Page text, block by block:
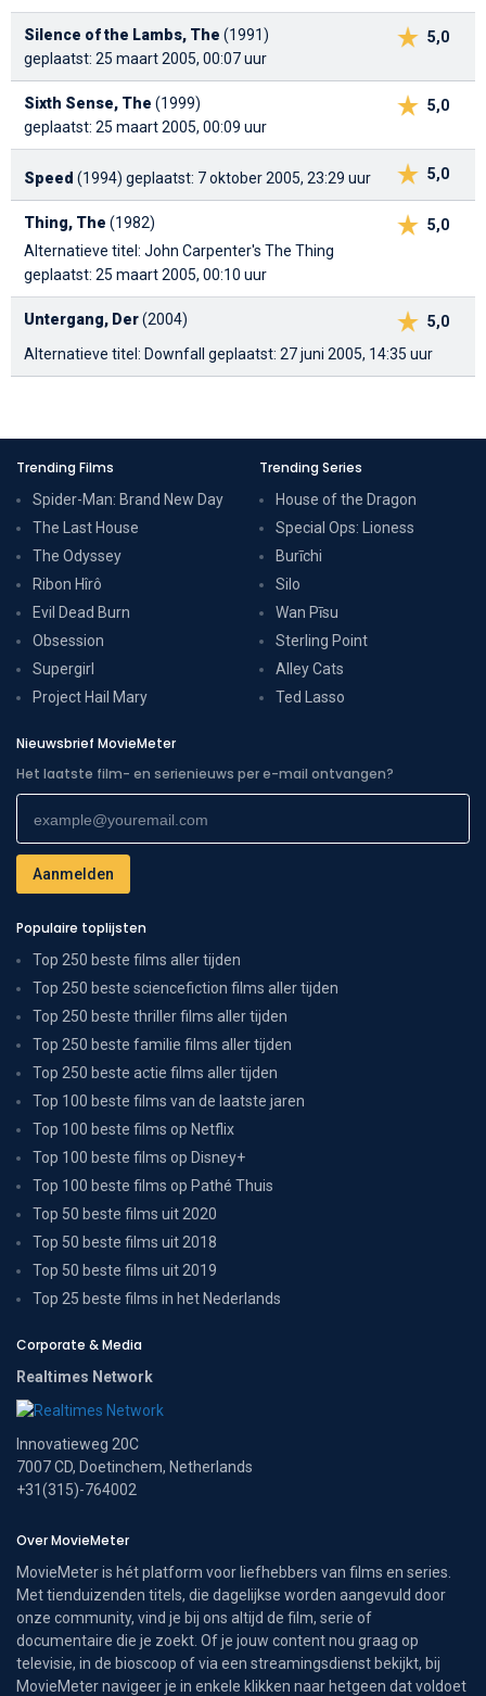
5,0
Silence of the Lambs, The (1991)
geplaatst: 25 maart 2005, 00:07 uur
5,0
Sixth Sense, The (1999)
geplaatst: 25 maart 2005, 00:09 uur
5,0
Speed (1994) geplaatst: 7 oktober 2005, 23:29 uur
5,0
Thing, The (1982)
Alternatieve titel: John Carpenter's The Thing
geplaatst: 25 maart 2005, 00:10 uur
5,0
Untergang, Der(2004)
Alternatieve titel: Downfall geplaatst: 27 juni 2005, 14:35 uur
Trending Films
Spider-Man: Brand New Day
The Last House
The Odyssey
Ribon Hîrô
Evil Dead Burn
Obsession
Supergirl
Project Hail Mary
Trending Series
House of the Dragon
Special Ops: Lioness
Burīchi
Silo
Wan Pīsu
Sterling Point
Alley Cats
Ted Lasso
Nieuwsbrief MovieMeter
Het laatste film- en serienieuws per e-mail ontvangen?
Populaire toplijsten
Top 250 beste films aller tijden
Top 250 beste sciencefiction films aller tijden
Top 250 beste thriller films aller tijden
Top 250 beste familie films aller tijden
Top 250 beste actie films aller tijden
Top 100 beste films van de laatste jaren
Top 100 beste films op Netflix
Top 100 beste films op Disney+
Top 100 beste films op Pathé Thuis
Top 50 beste films uit 2020
Top 50 beste films uit 2018
Top 50 beste films uit 2019
Top 25 beste films in het Nederlands
Corporate & Media
Realtimes Network
Innovatieweg 20C
7007 CD, Doetinchem, Netherlands
+31(315)-764002
Over MovieMeter
MovieMeter is hét platform voor liefhebbers van films en series.
Met tienduizenden titels, die dagelijkse worden aangevuld door
onze community, vind je bij ons altijd de film, serie of
documentaire die je zoekt. Of je jouw content nou graag op
televisie, in de bioscoop of via een streamingsdienst bekijkt, bij
MovieMeter navigeer je in enkele klikken naar hetgeen dat voldoet